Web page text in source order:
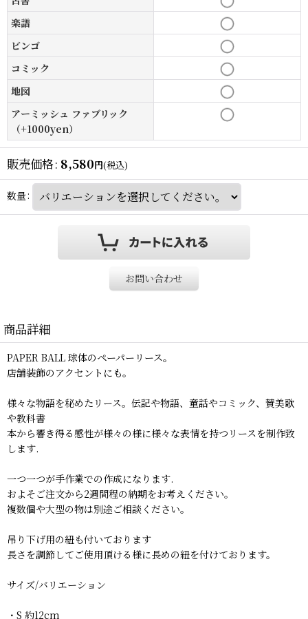
楽譜
ビンゴ
コミック
地図
アーミッシュ ファブリック
（+1000yen）
販売価格: 8,580円(税込)
数量:
お問い合わせ
商品詳細
PAPER BALL 球体のペーパーリース。
店舗装飾のアクセントにも。
様々な物語を秘めたリース。伝記や物語、童話やコミック、賛美歌
や教科書
本から響き得る感性が様々の様に様々な表情を持つリースを制作致
します.
一つ一つが手作業での作成になります.
およそご注文から2週間程の納期をお考えください。
複数個や大型の物は別途ご相談ください。
吊り下げ用の紐も付いております
長さを調節してご使用頂ける様に長めの紐を付けております。
サイズ/バリエーション
・S 約12cm